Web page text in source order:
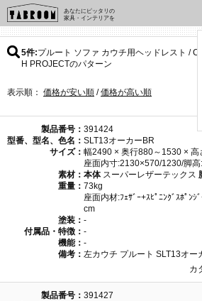
あなたにピッタリの
家具・インテリアを
5件 プルート ソファ カウチ用ヘッドレスト /
H PROJECTのパターン
表示順： 価格が安い順 /価格が高い順
製品番号： 391424
型番、型名、色名： SLT13オーカーBR
サイズ： 幅2490 × 奥行880～1530 ×
座面内寸:2130×570/1230/脚
素材： 本体スーパーレザーテックス
重量： 73kg
座面内材:ﾌｪｻﾞｰ+ｽﾋﾟﾆﾝｸﾞｽﾎﾟﾝ
cm
塗装： -
付属品・特徴： -
機能： -
備考： 左カウチ プルート SLT13オー
カ
製品番号： 391427